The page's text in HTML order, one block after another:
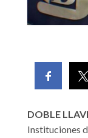
DOBLE
Instituciones